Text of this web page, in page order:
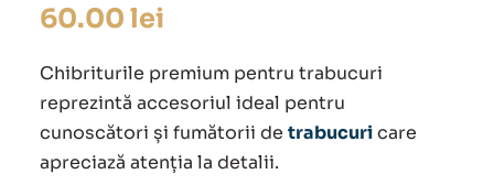
60.00 lei
Chibriturile premium pentru trabucuri
reprezintă accesoriul ideal pentru
cunoscători și fumătorii de trabucuricare
apreciază atenția la detalii.